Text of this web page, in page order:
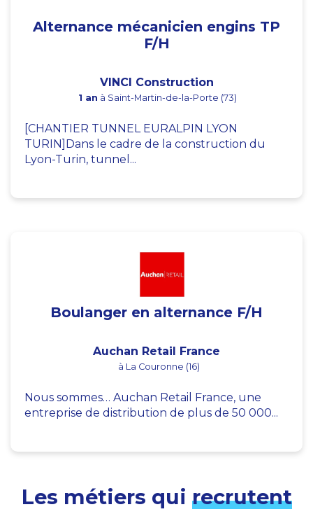
Alternance mécanicien engins TP
F/H
VINCI Construction
1 an à Saint-Martin-de-la-Porte (73)
[CHANTIER TUNNEL EURALPIN LYON
TURIN]Dans le cadre de la construction du
Lyon-Turin, tunnel...
Boulanger en alternance F/H
Auchan Retail France
à La Couronne (16)
Nous sommes… Auchan Retail France, une
entreprise de distribution de plus de 50 000...
Les métiers qui recrutent